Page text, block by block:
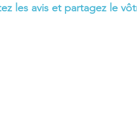
les avis et partagez le